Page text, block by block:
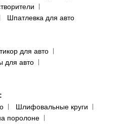
Шпатлевка для авто
для авто
для авто
:
Шлифовальные круги
поролоне